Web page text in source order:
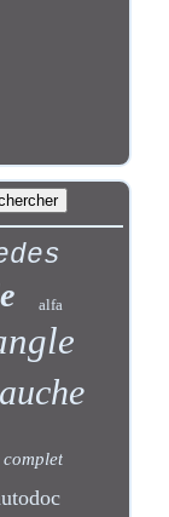
alfa
complet